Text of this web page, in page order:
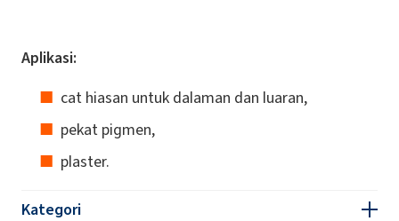
Aplikasi:
cat hiasan untuk dalaman dan luaran,
pekat pigmen,
plaster.
Kategori